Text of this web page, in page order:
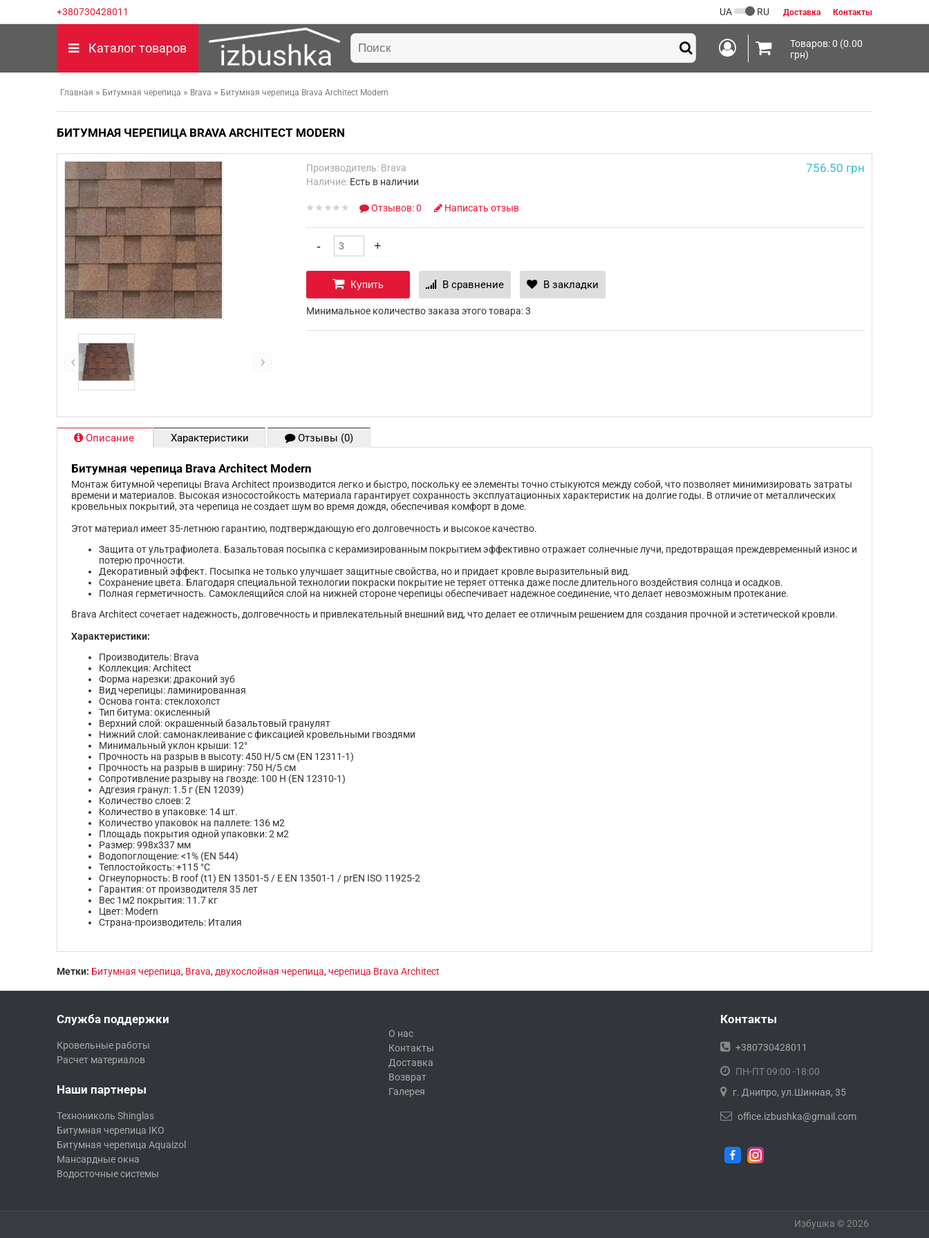
+380730428011 Доставка Контакты
UA RU
Каталог товаров
Товаров: 0 (0.00
грн)
Главная » Битумная черепица » Brava » Битумная черепица Brava Architect Modern
БИТУМНАЯ ЧЕРЕПИЦА BRAVA ARCHITECT MODERN
756.50 грн
Производитель: Brava
Наличие: Есть в наличии
Отзывов: 0 Написать отзыв
Купить В сравнение В закладки
Минимальное количество заказа этого товара: 3
Описание Характеристики Отзывы (0)
Битумная черепица Brava Architect Modern
Монтаж битумной черепицы Brava Architect производится легко и быстро, поскольку ее элементы точно стыкуются между собой, что позволяет минимизировать затраты
времени и материалов. Высокая износостойкость материала гарантирует сохранность эксплуатационных характеристик на долгие годы. В отличие от металлических
кровельных покрытий, эта черепица не создает шум во время дождя, обеспечивая комфорт в доме.
Этот материал имеет 35-летнюю гарантию, подтверждающую его долговечность и высокое качество.
Защита от ультрафиолета. Базальтовая посыпка с керамизированным покрытием эффективно отражает солнечные лучи, предотвращая преждевременный износ и
потерю прочности.
Декоративный эффект. Посыпка не только улучшает защитные свойства, но и придает кровле выразительный вид.
Сохранение цвета. Благодаря специальной технологии покраски покрытие не теряет оттенка даже после длительного воздействия солнца и осадков.
Полная герметичность. Самоклеящийся слой на нижней стороне черепицы обеспечивает надежное соединение, что делает невозможным протекание.
Brava Architect сочетает надежность, долговечность и привлекательный внешний вид, что делает ее отличным решением для создания прочной и эстетической кровли.
Характеристики:
Производитель: Brava
Коллекция: Architect
Форма нарезки: драконий зуб
Вид черепицы: ламинированная
Основа гонта: стеклохолст
Тип битума: окисленный
Верхний слой: окрашенный базальтовый гранулят
Нижний слой: самонаклеивание с фиксацией кровельными гвоздями
Минимальный уклон крыши: 12°
Прочность на разрыв в высоту: 450 Н/5 см (EN 12311-1)
Прочность на разрыв в ширину: 750 Н/5 см
Сопротивление разрыву на гвозде: 100 Н (EN 12310-1)
Адгезия гранул: 1.5 г (EN 12039)
Количество слоев: 2
Количество в упаковке: 14 шт.
Количество упаковок на паллете: 136 м2
Площадь покрытия одной упаковки: 2 м2
Размер: 998x337 мм
Водопоглощение: <1% (EN 544)
Теплостойкость: +115 °C
Огнеупорность: B roof (t1) EN 13501-5 / Е EN 13501-1 / prEN ISO 11925-2
Гарантия: от производителя 35 лет
Вес 1м2 покрытия: 11.7 кг
Цвет: Modern
Страна-производитель: Италия
Метки: Битумная черепица, Brava, двухослойная черепица, черепица Brava Architect
Служба поддержки
Кровельные работы
Расчет материалов
Наши партнеры
Технониколь Shinglas
Битумная черепица IKO
Битумная черепица Aquaizol
Мансардные окна
Водосточные системы
О нас
Контакты
Доставка
Возврат
Галерея
Контакты
+380730428011
ПН-ПТ 09:00 -18:00
г. Днипро, ул.Шинная, 35
office.izbushka@gmail.com
Избушка © 2026